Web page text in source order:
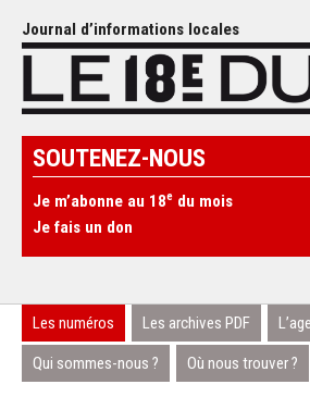
Journal d’informations locales
SOUTENEZ-NOUS
Je m’abonne au 18e du mois
Je fais un don
Les numéros Les archives PDF
Qui sommes-nous ? Où nous trouver ?